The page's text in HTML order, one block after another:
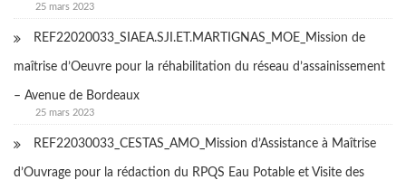
25 mars 2023
REF22020033_SIAEA.SJI.ET.MARTIGNAS_MOE_Mission de
maîtrise d’Oeuvre pour la réhabilitation du réseau d’assainissement
– Avenue de Bordeaux
25 mars 2023
REF22030033_CESTAS_AMO_Mission d’Assistance à Maîtrise
d’Ouvrage pour la rédaction du RPQS Eau Potable et Visite des